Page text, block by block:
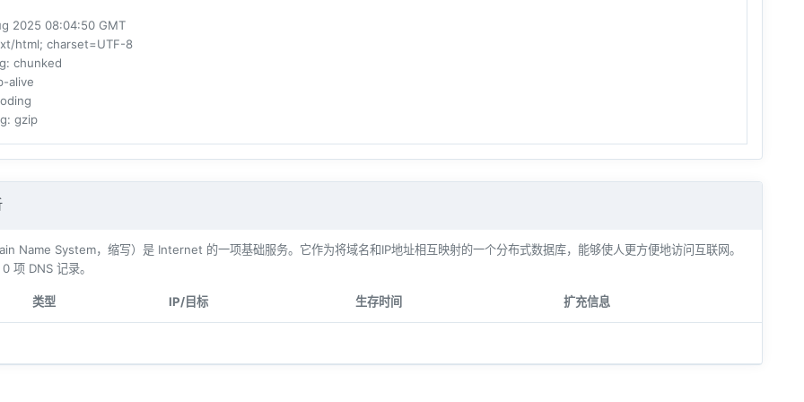
2025 08:04:50 GMT
html; charset=UTF-8
: chunked
alive
: gzip
Name System，缩写）是 Internet 的一项基础服务。它作为将域名和IP地址相互映射的一个分布式数据库，能够使人更方便地访问互联网。
0 项 DNS 记录。
类型 IP/目标 生存时间 扩充信息